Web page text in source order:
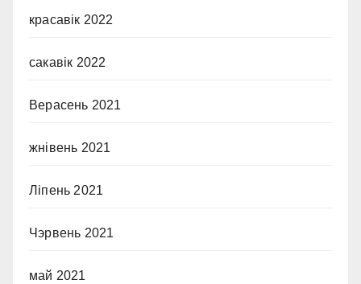
красавік 2022
сакавік 2022
Верасень 2021
жнівень 2021
Ліпень 2021
Чэрвень 2021
май 2021